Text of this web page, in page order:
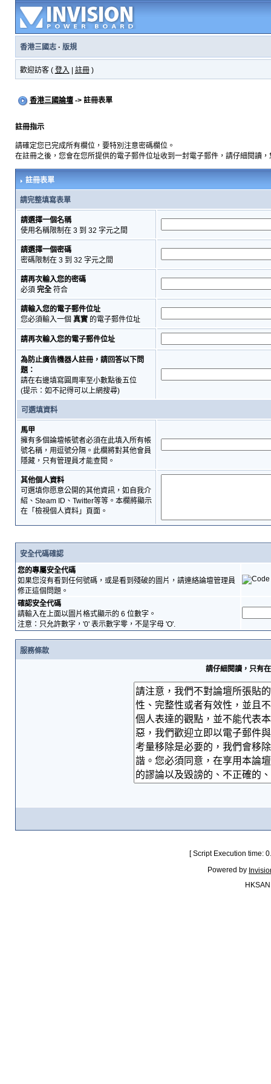
香港三國志· 版規
歡迎訪客 ( 登入 註冊)
香港三國論壇-> 註冊表單
註冊指示
請確定您已完成所有欄位，要特別注意密碼欄位。
在註冊之後，您會在您所提供的電子郵件位址收到一封電子郵件，請仔細閱讀
註冊表單
請完整填寫表單
請選擇一個名稱
使用名稱限制在 3 到 32 字元之間
請選擇一個密碼
密碼限制在 3 到 32 字元之間
請再次輸入您的密碼
必須 完全符合
請輸入您的電子郵件位址
您必須輸入一個 真實的電子郵件位址
請再次輸入您的電子郵件位址
為防止廣告機器人註冊，請回答以下問
題：
請在右邊填寫圓周率至小數點後五位
(提示：如不記得可以上網搜尋)
可選填資料
馬甲
擁有多個論壇帳號者必須在此填入所有帳
號名稱，用逗號分隔。此欄將對其他會員
隱藏，只有管理員才能查閱。
其他個人資料
可選填你愿意公開的其他資訊，如自我介
紹、Steam ID、Twitter等等。本欄將顯示
在「檢視個人資料」頁面。
安全代碼確認
您的專屬安全代碼
如果您沒有看到任何號碼，或是看到殘破的圖片，請連絡論壇管理員
修正這個問題。
確認安全代碼
請輸入在上面以圖片格式顯示的 6 位數字。
注意：只允許數字，'0' 表示數字零，不是字母 'O'.
服務條款
請仔細閱讀，只有
[ Script Execution time:
Powered by